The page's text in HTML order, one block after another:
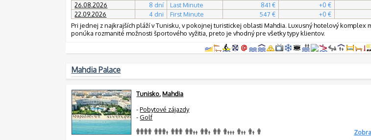
26.08.2026
8 dní Last Minute 841 € +0 €
22.09.2026
4 dni First Minute 547 € +0 €
Pri jednej z najkrajších pláží v Tunisku, v pokojnej turistickej oblasti Mahdia. Luxusný hotelový komplex
ponúka rozmanité možnosti športového vyžitia, preto je vhodný pre všetky typy klientov.
Mahdia Palace
Tunisko,Mahdia
-Pobytové zájazdy
-Golf